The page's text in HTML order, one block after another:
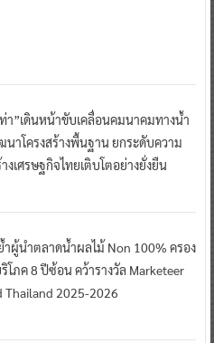
า”เดินหน้าขับเคลื่อนคมนาคมทางน้ำ
าโครงสร้างพื้นฐาน ยกระดับความ
งเศรษฐกิจไทยเติบโตอย่างยั่งยืน
ำผู้นำตลาดน้ำผลไม้ Non 100% ครอง
โภค 8 ปีซ้อน คว้ารางวัล Marketeer
Thailand 2025-2026